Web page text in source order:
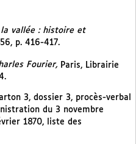
la vallée : histoire et
p. 416-417.
Fourier, Paris, Librairie
3, dossier 3, procès-verbal
du 3 novembre
1870, liste des